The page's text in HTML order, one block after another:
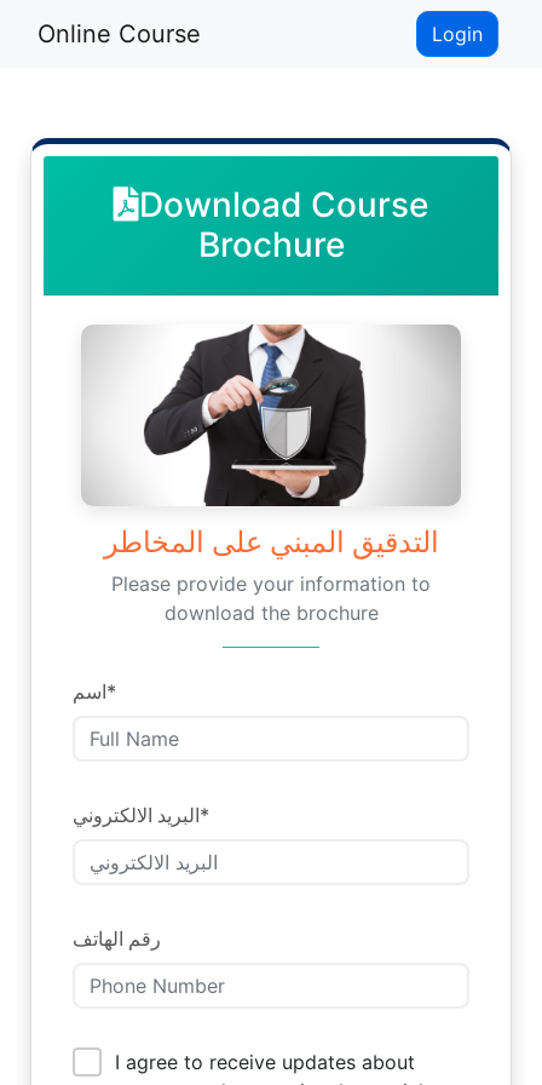
Online Course Login
Download Course
Brochure
التدقيق المبني على المخاطر
Please provide your information to
download the brochure
اسم*
البريد الالكتروني*
رقم الهاتف
I agree to receive updates about